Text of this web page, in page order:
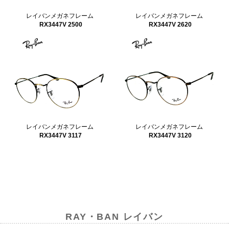
レイバンメガネフレーム
RX3447V 2500
レイバンメガネフレーム
RX3447V 2620
レイバンメガネフレーム
RX3447V 3117
レイバンメガネフレーム
RX3447V 3120
RAY・BAN レイバン